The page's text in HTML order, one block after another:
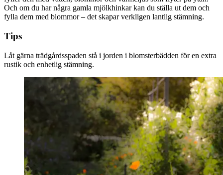
Och om du har några gamla mjölkhinkar kan du ställa ut dem och
fylla dem med blommor – det skapar verkligen lantlig stämning.
Tips
Låt gärna trädgårdsspaden stå i jorden i blomsterbädden för en extra
rustik och enhetlig stämning.